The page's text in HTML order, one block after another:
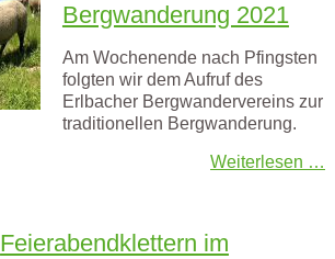
Bergwanderung 2021
Am Wochenende nach Pfingsten
folgten wir dem Aufruf des
Erlbacher Bergwandervereins zur
traditionellen Bergwanderung.
Weiterlesen …
Feierabendklettern im